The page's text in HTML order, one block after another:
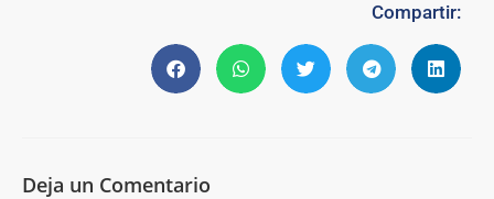
Compartir:
Deja un Comentario